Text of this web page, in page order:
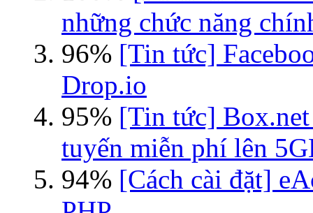
những chức năng
96% [Tin tức]
Drop.io
95% [Tin tức]
tuyến miễn phí lên
94% [Cách cài đặt]